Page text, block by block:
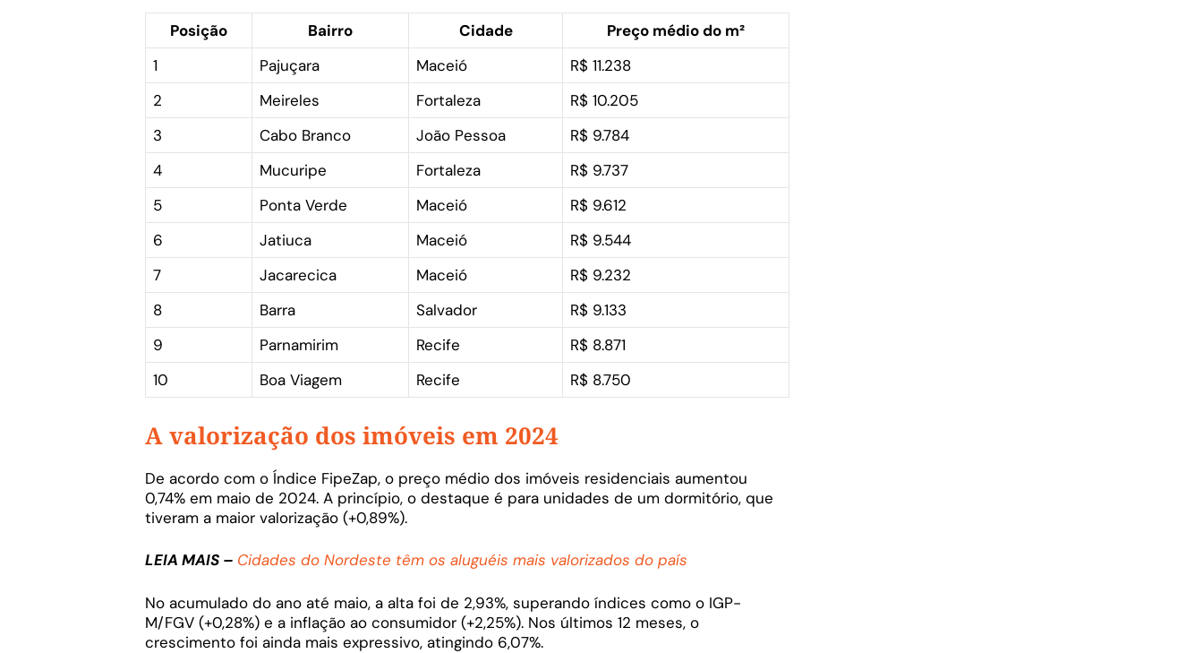
Posição Bairro Cidade
Preço médio do m²
1
Pajuçara Maceió
R$ 11.238
2
Meireles Fortaleza
R$ 10.205
3
Cabo Branco João Pessoa
R$ 9.784
4
Mucuripe Fortaleza
R$ 9.737
5
Ponta Verde Maceió
R$ 9.612
6
Jatiuca Maceió
R$ 9.544
7
Jacarecica Maceió
R$ 9.232
8
Barra Salvador
R$ 9.133
9
Parnamirim Recife
R$ 8.871
10
Boa Viagem Recife R$ 8.750
A valorização dos imóveis em 2024
De acordo com o Índice FipeZap, o preço médio dos imóveis residenciais aumentou
0,74% em maio de 2024. A princípio, o destaque é para unidades de um dormitório, que
tiveram a maior valorização (+0,89%).
LEIA MAIS – Cidades do Nordeste têm os aluguéis mais valorizados do país
No acumulado do ano até maio, a alta foi de 2,93%, superando índices como o IGP-
M/FGV (+0,28%) e a inflação ao consumidor (+2,25%). Nos últimos 12 meses, o
crescimento foi ainda mais expressivo, atingindo 6,07%.